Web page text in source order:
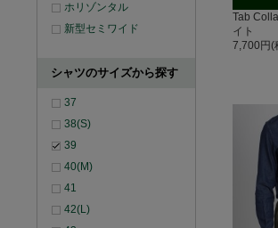
ホリゾンタル
新型セミワイド
シャツのサイズから探す
37
38(S)
39
40(M)
41
42(L)
Tab
イト
7,700円(